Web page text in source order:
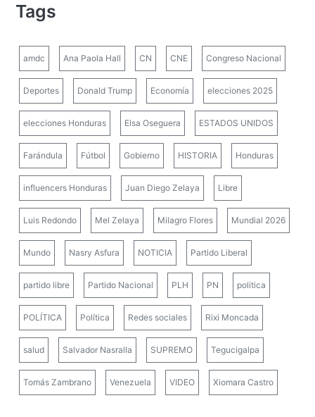
Tags
amdc Ana Paola Hall CN CNE Congreso Nacional
Deportes Donald Trump Economía elecciones 2025
elecciones Honduras Elsa Oseguera ESTADOS UNIDOS
Farándula Fútbol Gobierno HISTORIA Honduras
influencers Honduras Juan Diego Zelaya Libre
Luis Redondo Mel Zelaya Milagro Flores Mundial 2026
Mundo Nasry Asfura NOTICIA Partido Liberal
partido libre Partido Nacional PLH PN politica
POLÍTICA Política Redes sociales Rixi Moncada
salud Salvador Nasralla SUPREMO Tegucigalpa
Tomás Zambrano Venezuela VIDEO Xiomara Castro